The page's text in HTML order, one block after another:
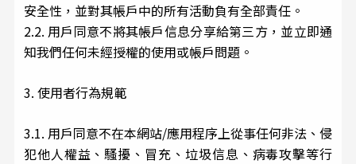
安全性，並對其帳戶中的所有活動負有全部責任。
2.2. 用戶同意不將其帳戶信息分享給第三方，並立即通
知我們任何未經授權的使用或帳戶問題。
3. 使用者行為規範
3.1. 用戶同意不在本網站/應用程序上從事任何非法、侵
犯他人權益、騷擾、冒充、垃圾信息、病毒攻擊等行